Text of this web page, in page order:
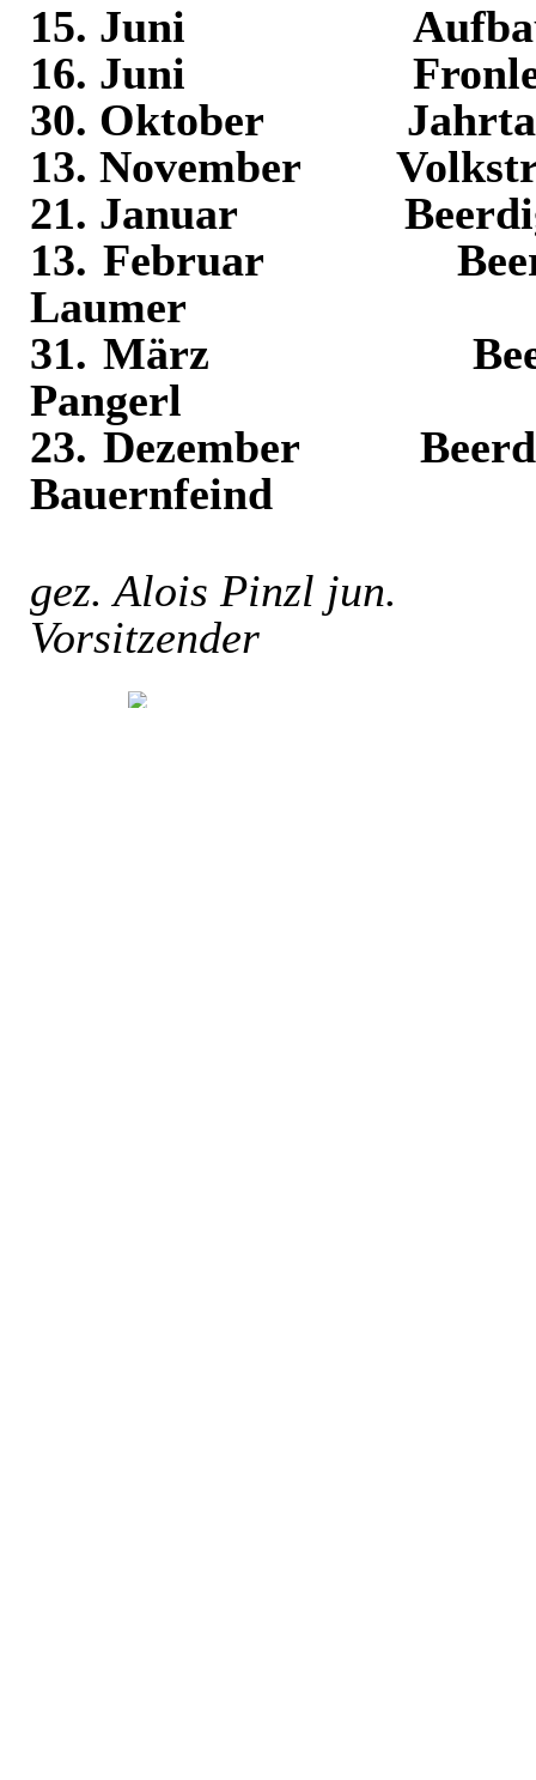
15. Juni
16. Juni
30. Oktober
13. November
21. Januar
13. Februar
Laumer
31. März
Pangerl
23. Dezember
Bauernfeind
gez. Alois Pinzl jun.
Vorsitzender